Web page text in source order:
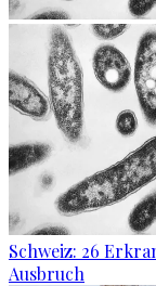
Schweiz: 26
Ausbruch